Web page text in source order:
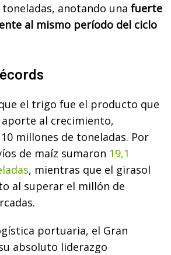
anotando una fuerte
al mismo período del ciclo
el trigo fue el producto que
al crecimiento,
millones de toneladas. Por
de maíz sumaron 19,1
, mientras que el girasol
al superar el millón de
portuaria, el Gran
absoluto liderazgo